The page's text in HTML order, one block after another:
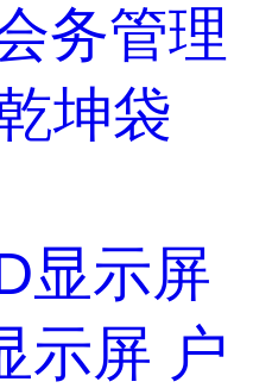
务管理
坤袋
显示屏
示屏 户